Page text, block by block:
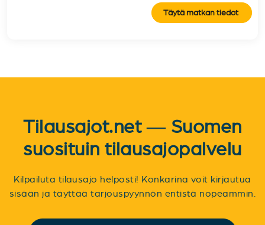
Täytä matkan tiedot
Tilausajot.net — Suomen
suosituin tilausajopalvelu
Kilpailuta tilausajo helposti! Konkarina voit kirjautua
sisään ja täyttää tarjouspyynnön entistä nopeammin.